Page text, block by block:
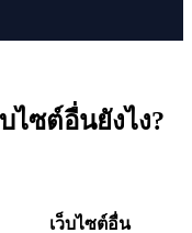
ไซต์อื่นยังไง?
เว็บไซต์อื่น